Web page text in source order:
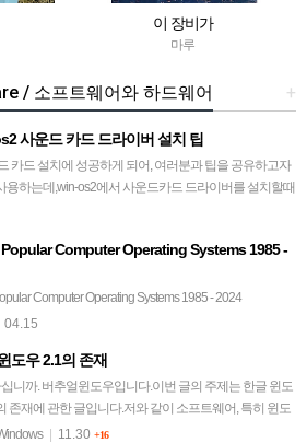
이 장비가
마루
+
/ 소프트웨어와 하드웨어
사운드 카드 드라이버 설치 팁
카드 설치에 성공하게 되어, 여러분과 팁을 공유하고자
용하는데,win-os2에서 사운드카드 드라이버를 설치할때
Computer Operating Systems 1985 -
Computer Operating Systems 1985 - 2024
04.15
도우 2.1의 존재
니까. 버추얼윈도우입니다.이번 글의 주제는 한글 윈도
존재에 관한 글입니다.저와 같이 소프트웨어, 특히 윈도
이 많고 버전별로 수집하는 분들은 한글 윈도우 2.1에
| 11.30 +16